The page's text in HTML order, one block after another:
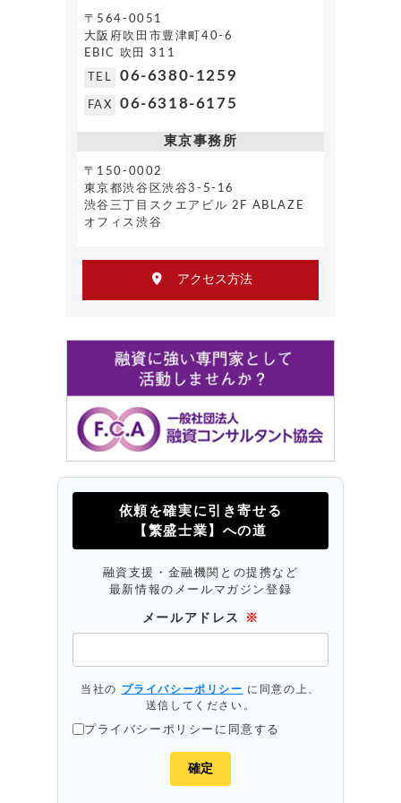
〒564-0051
大阪府吹田市豊津町40-6
EBIC 吹田 311
TEL 06-6380-1259
FAX 06-6318-6175
東京事務所
〒150-0002
東京都渋谷区渋谷3-5-16
渋谷三丁目スクエアビル 2F ABLAZE
オフィス渋谷
アクセス方法
依頼を確実に引き寄せる
【繁盛士業】への道
融資支援・金融機関との提携など
最新情報のメールマガジン登録
メールアドレス ※
当社の プライバシーポリシー に同意の上、
送信してください。
プライバシーポリシーに同意する